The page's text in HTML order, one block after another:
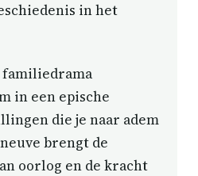
in het
familiedrama
in een epische
die je naar adem
brengt de
oorlog en de kracht